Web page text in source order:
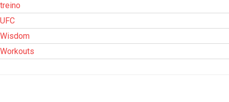
treino
UFC
Wisdom
Workouts